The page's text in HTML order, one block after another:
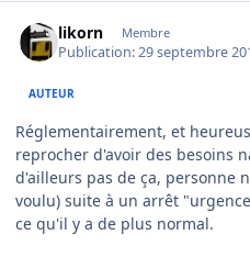
likorn Membre
Publication:29 septembre
AUTEUR
Réglementairement, et
reprocher d'avoir des besoins
d'ailleurs pas de ça, personne
voulu) suite à un arrêt
ce qu'il y a de plus normal.